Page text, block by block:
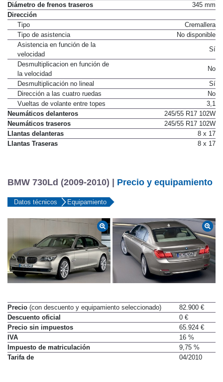
Diámetro de frenos traseros
345 mm
Dirección
Tipo
Cremallera
Tipo de asistencia
No disponible
Asistencia en función de la
velocidad
Sí
Desmultiplicacion en función de
la velocidad
No
Desmultiplicación no lineal
Sí
Dirección a las cuatro ruedas
No
Vueltas de volante entre topes
3,1
Neumáticos delanteros
245/55 R17 102W
Neumáticos traseros
245/55 R17 102W
Llantas delanteras
8 x 17
Llantas Traseras
8 x 17
BMW 730Ld (2009-2010) | Precio y equipamiento
Datos técnicos Equipamiento
Precio (con descuento y equipamiento seleccionado)
82.900 €
Descuento oficial
0 €
Precio sin impuestos
65.924 €
IVA
16 %
Impuesto de matriculación
9,75 %
Tarifa de
04/2010